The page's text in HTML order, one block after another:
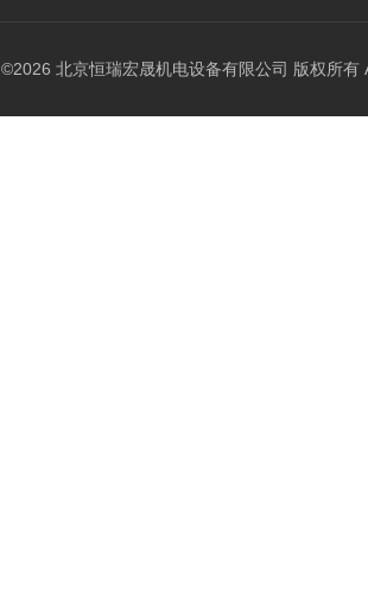
©2026 北京恒瑞宏晟机电设备有限公司 版权所有